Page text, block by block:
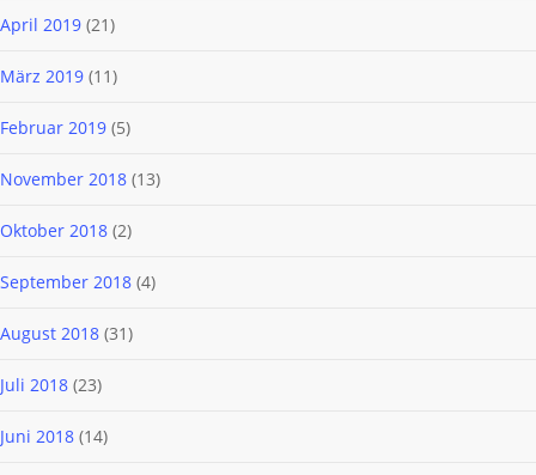
April 2019 (21)
März 2019 (11)
Februar 2019 (5)
November 2018 (13)
Oktober 2018 (2)
September 2018 (4)
August 2018 (31)
Juli 2018 (23)
Juni 2018 (14)